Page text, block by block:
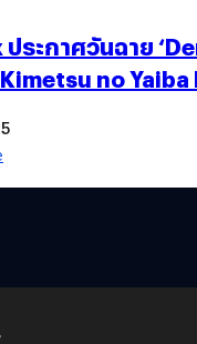
ระกาศวันฉาย
no
ฉายประเทศไทย)